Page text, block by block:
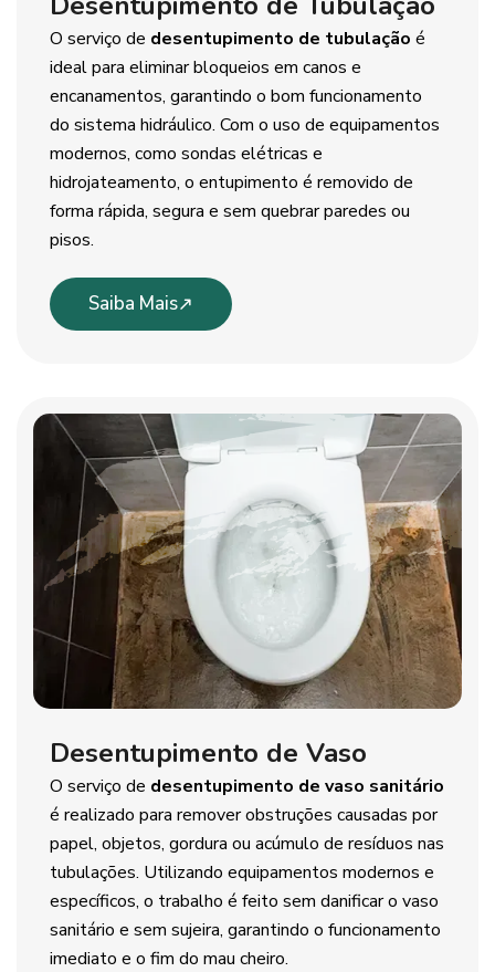
O serviço de desentupimento de tubulação é
ideal para eliminar bloqueios em canos e
encanamentos, garantindo o bom funcionamento
do sistema hidráulico. Com o uso de equipamentos
modernos, como sondas elétricas e
hidrojateamento, o entupimento é removido de
forma rápida, segura e sem quebrar paredes ou
pisos.
Saiba Mais
Desentupimento de Vaso
O serviço de desentupimento de vaso sanitário
é realizado para remover obstruções causadas por
papel, objetos, gordura ou acúmulo de resíduos nas
tubulações. Utilizando equipamentos modernos e
específicos, o trabalho é feito sem danificar o vaso
sanitário e sem sujeira, garantindo o funcionamento
imediato e o fim do mau cheiro.